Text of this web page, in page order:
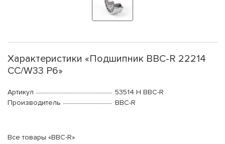
Характеристики «Подшипник BBC-R 22214
CC/W33 P6»
Артикул
53514 H BBC-R
Производитель
BBC-R
Все товары «BBC-R»